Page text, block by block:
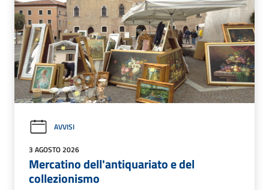
AVVISI
3 AGOSTO 2026
Mercatino dell'antiquariato e del
collezionismo